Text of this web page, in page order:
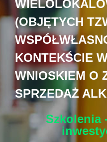
(OBJĘTYCH
KONTEKŚCIE
WNIOSKIEM O
SPRZEDAŻ
Szkolenia